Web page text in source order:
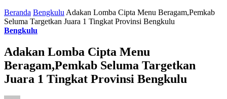
Beranda Bengkulu Adakan Lomba Cipta Menu Beragam,Pemkab
Seluma Targetkan Juara 1 Tingkat Provinsi Bengkulu
Bengkulu
Adakan Lomba Cipta Menu
Beragam,Pemkab Seluma Targetkan
Juara 1 Tingkat Provinsi Bengkulu